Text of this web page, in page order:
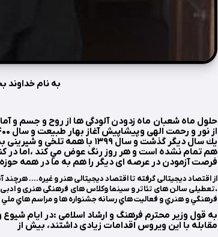
به نام خداوند
حلول ماه شعبان ماه زدودن آلودگی ها از روح و جسم و
از نور و رحمت الهی و پیشاپیش آغاز بهار طبيعت و سال ۱۴۰۰ بر مسلمانان جهان و ملت شریف ایران مبارک باد.
يك سال ديگر گذشت و سال ۱۳۹۹ با
هم تمام نشده است و هر روز رنگ عوض مي كند ،اما در
فرصت آزمودن در عرصه ای دیگر را هم به ما در همه
از اقتصاد دیجیتالی گرفته تا اقتصاد دیجیتالی هنر و غيره….
،تعطیلی سالن های تئاتر و سینما وکلاس های فرهنگی هنری و ادبی
فرهنگي و هنري و فعاليت هاي رسانه جشنواره ها و مراسم هاي
به قول وزير محترم فرهنگ و ارشاد اسلامی :در ایام
مقابله با این ویروس اقدامات زیادی داشتند، بیش از